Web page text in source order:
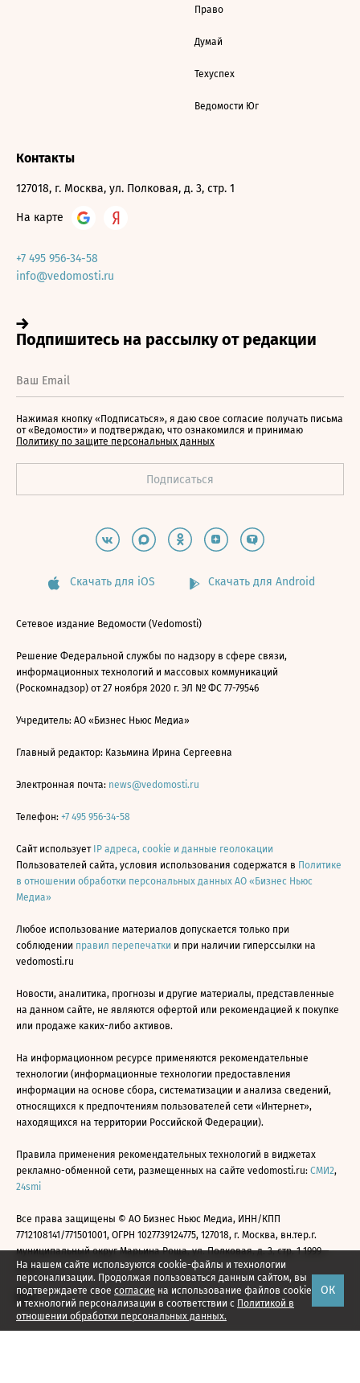
На нашем сайте используются cookie-файлы и технологии
персонализации. Продолжая пользоваться данным сайтом, вы
подтверждаете свое согласие на использование файлов cookie
и технологий персонализации в соответствии с Политикой в
отношении обработки персональных данных.
ОК
Право
Думай
Техуспех
Ведомости Юг
Контакты
127018, г. Москва, ул. Полковая, д. 3, стр. 1
На карте
+7 495 956-34-58
info@vedomosti.ru
Нажимая кнопку «Подписаться», я даю свое согласие получать письма
от «Ведомости» и подтверждаю, что ознакомился и принимаю
Политику по защите персональных данных
Скачать для iOS Скачать для Android
Сетевое издание Ведомости (Vedomosti)
Решение Федеральной службы по надзору в сфере связи,
информационных технологий и массовых коммуникаций
(Роскомнадзор) от 27 ноября 2020 г. ЭЛ № ФС 77-79546
Учредитель: АО «Бизнес Ньюс Медиа»
Главный редактор: Казьмина Ирина Сергеевна
Электронная почта: news@vedomosti.ru
Телефон: +7 495 956-34-58
Сайт использует IP адреса, cookie и данные геолокации
Пользователей сайта, условия использования содержатся в Политике
в отношении обработки персональных данных АО «Бизнес Ньюс
Медиа»
Любое использование материалов допускается только при
соблюдении правил перепечатки и при наличии гиперссылки на
vedomosti.ru
Новости, аналитика, прогнозы и другие материалы, представленные
на данном сайте, не являются офертой или рекомендацией к покупке
или продаже каких-либо активов.
На информационном ресурсе применяются рекомендательные
технологии (информационные технологии предоставления
информации на основе сбора, систематизации и анализа сведений,
относящихся к предпочтениям пользователей сети «Интернет»,
находящихся на территории Российской Федерации).
Правила применения рекомендательных технологий в виджетах
рекламно-обменной сети, размещенных на сайте vedomosti.ru: СМИ2,
24smi
Все права защищены © АО Бизнес Ньюс Медиа, ИНН/КПП
7712108141/771501001, ОГРН 1027739124775, 127018, г. Москва, вн.тер.г.
муниципальный округ Марьина Роща, ул. Полковая, д. 3, стр. 1 1999—
2026